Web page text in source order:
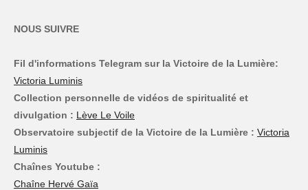
NOUS SUIVRE
Fil d'informations Telegram sur la Victoire de la Lumière:
Victoria Luminis
Collection personnelle de vidéos de spiritualité et
divulgation : Lève Le Voile
Observatoire subjectif de la Victoire de la Lumière : Victoria
Luminis
Chaînes Youtube :
Chaîne Hervé Gaïa